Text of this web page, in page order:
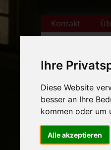
Ihre
Diese Website
besser an Ihre
kommen oder um
Alle akzeptieren
Zum Inhalt springen
Kontakt
Startseite
News-Ticker: